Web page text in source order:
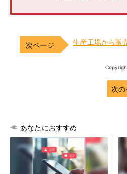
生産工場から販
次
あなたにおすすめ